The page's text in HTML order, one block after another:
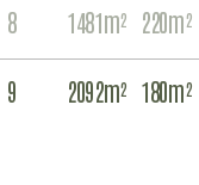
8 1481m² 220m²
9 2092m² 180m²